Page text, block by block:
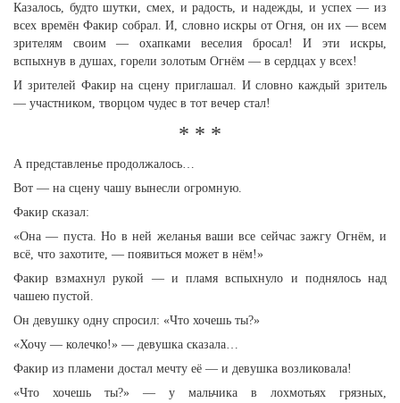
Казалось, будто шутки, смех, и радость, и надежды, и успех — из
всех времён Факир собрал. И, словно искры от Огня, он их — всем
зрителям своим — охапками веселия бросал! И эти искры,
вспыхнув в душах, горели золотым Огнём — в сердцах у всех!
И зрителей Факир на сцену приглашал. И словно каждый зритель
— участником, творцом чудес в тот вечер стал!
* * *
А представленье продолжалось…
Вот — на сцену чашу вынесли огромную.
Факир сказал:
«Она — пуста. Но в ней желанья ваши все сейчас зажгу Огнём, и
всё, что захотите, — появиться может в нём!»
Факир взмахнул рукой — и пламя вспыхнуло и поднялось над
чашею пустой.
Он девушку одну спросил: «Что хочешь ты?»
«Хочу — колечко!» — девушка сказала…
Факир из пламени достал мечту её — и девушка возликовала!
«Что хочешь ты?» — у мальчика в лохмотьях грязных,